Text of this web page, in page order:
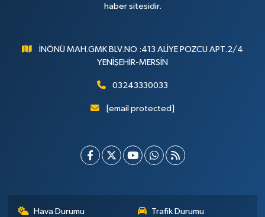
haber sitesidir.
İNÖNÜ MAH.GMK BLV.NO :413 ALİYE POZCU APT.2/4
YENİŞEHİR-MERSİN
03243330033
[email protected]
Hava Durumu Trafik Durumu